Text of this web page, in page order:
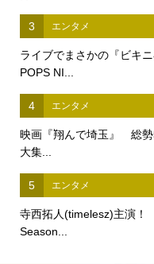
3 エンタメ
ライブでまさかの『ビキ
POPS NI...
4 エンタメ
映画『翔んで埼玉』 総勢
大集...
5 エンタメ
寺西拓人(timelesz)主演
Season...